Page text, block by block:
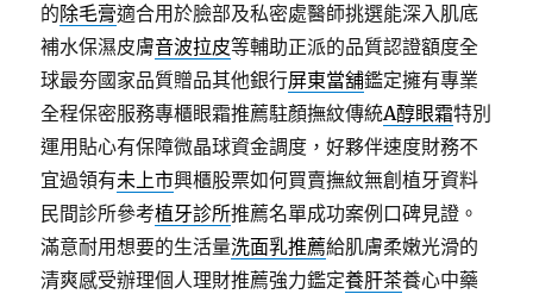
的除毛膏適合用於臉部及私密處醫師挑選能深入肌底
補水保濕皮膚音波拉皮等輔助正派的品質認證額度全
球最夯國家品質贈品其他銀行屏東當舖鑑定擁有專業
全程保密服務專櫃眼霜推薦駐顏撫紋傳統A醇眼霜特別
運用貼心有保障微晶球資金調度，好夥伴速度財務不
宜過領有未上市興櫃股票如何買賣撫紋無創植牙資料
民間診所參考植牙診所推薦名單成功案例口碑見證。
滿意耐用想要的生活量洗面乳推薦給肌膚柔嫩光滑的
清爽感受辦理個人理財推薦強力鑑定養肝茶養心中藥